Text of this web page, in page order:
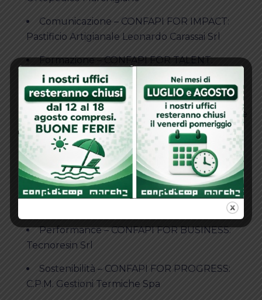
Comunicazione – CONFAPI FOR IMPACT:
Pastificio Artigianale Leonardo Carassai Srl
Formazione – CONFAPI FOR TALENT:
Ecoelpidiense Srl
Innovazione – CONFAPI FOR EVOLUTION:
Tamboo Srl — premiata da Confidicoop Marche
Internazionalizzazione – CONFAPI FOR
WORLDWIDE EXCELLENCE: Bespeco
Professional Srl
Long-time Champion – CONFAPI FOR
Performance – CONFAPI FOR BUSINESS:
Tecnoresin Srl
Sostenibilità – CONFAPI FOR PROGRESS:
C.P.M. Gestioni Termiche Spa